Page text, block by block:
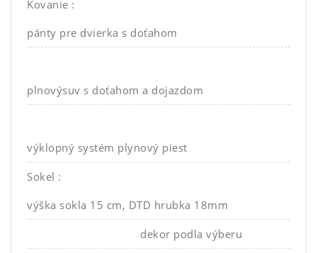
Kovanie :
pánty pre dvierka s doťahom
plnovýsuv s doťahom a dojazdom
výklopný systém plynový piest
Sokel :
výška sokla 15 cm, DTD hrubka 18mm
dekor podla výberu